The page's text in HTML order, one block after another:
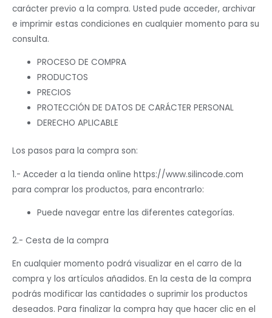
carácter previo a la compra. Usted pude acceder, archivar
e imprimir estas condiciones en cualquier momento para su
consulta.
PROCESO DE COMPRA
PRODUCTOS
PRECIOS
PROTECCIÓN DE DATOS DE CARÁCTER PERSONAL
DERECHO APLICABLE
Los pasos para la compra son:
1.- Acceder a la tienda online https://www.silincode.com
para comprar los productos, para encontrarlo:
Puede navegar entre las diferentes categorías.
2.- Cesta de la compra
En cualquier momento podrá visualizar en el carro de la
compra y los artículos añadidos. En la cesta de la compra
podrás modificar las cantidades o suprimir los productos
deseados. Para finalizar la compra hay que hacer clic en el